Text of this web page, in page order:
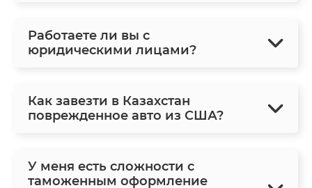
Работаете ли вы с
юридическими лицами?
Как завезти в Казахстан
поврежденное авто из США?
У меня есть сложности с
таможенным оформление